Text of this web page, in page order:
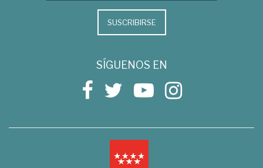
SUSCRIBIRSE
SÍGUENOS EN